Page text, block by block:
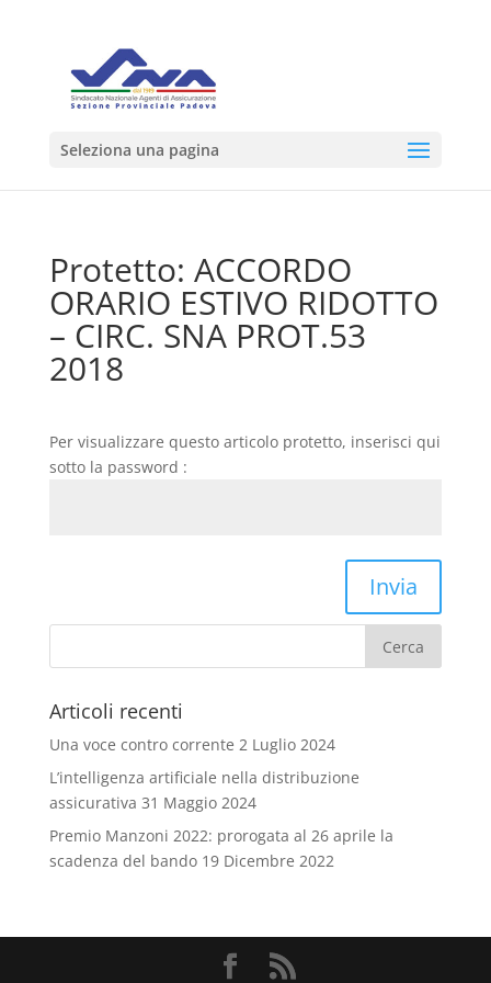
Seleziona una pagina
Protetto: ACCORDO
ORARIO ESTIVO RIDOTTO
– CIRC. SNA PROT.53
2018
Per visualizzare questo articolo protetto, inserisci qui
sotto la password :
Invia
Articoli recenti
Una voce contro corrente 2 Luglio 2024
L’intelligenza artificiale nella distribuzione
assicurativa 31 Maggio 2024
Premio Manzoni 2022: prorogata al 26 aprile la
scadenza del bando 19 Dicembre 2022